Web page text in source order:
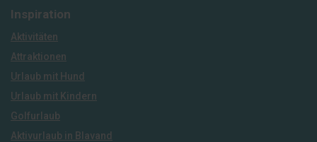
Inspiration
Aktivitäten
Attraktionen
Urlaub mit Hund
Urlaub mit Kindern
Golfurlaub
Aktivurlaub in Blavand